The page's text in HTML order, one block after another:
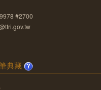
#2700
典藏